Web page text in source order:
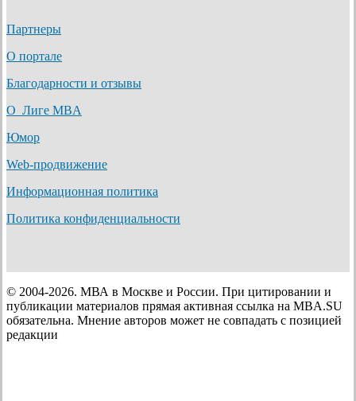
Партнеры
О портале
Благодарности и отзывы
О Лиге MBA
Юмор
Web-продвижение
Информационная политика
Политика конфиденциальности
© 2004-2026. МВА в Москве и России. При цитировании и
публикации материалов прямая активная ссылка на MBA.SU
обязательна. Мнение авторов может не совпадать с позицией
редакции